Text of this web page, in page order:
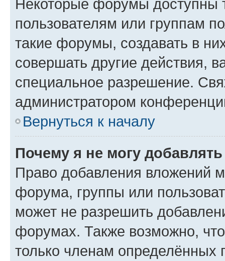
Некоторые форумы доступны
пользователям или группам
такие форумы, создавать в
совершать другие действия,
специальное разрешение.
администратором
Вернуться к началу
Почему я не могу
Право добавления вложений
форума, группы или
может не разрешить
форумах. Также возможно,
только членам определённых